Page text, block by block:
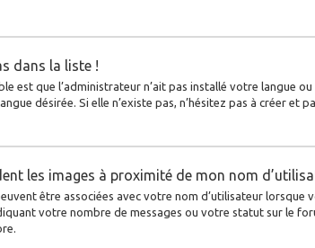
dans la liste !
est que l’administrateur n’ait pas installé votre langue
désirée. Si elle n’existe pas, n’hésitez pas à créer
les images à proximité de mon nom
être associées avec votre nom d’utilisateur lorsque
votre nombre de messages ou votre statut sur le